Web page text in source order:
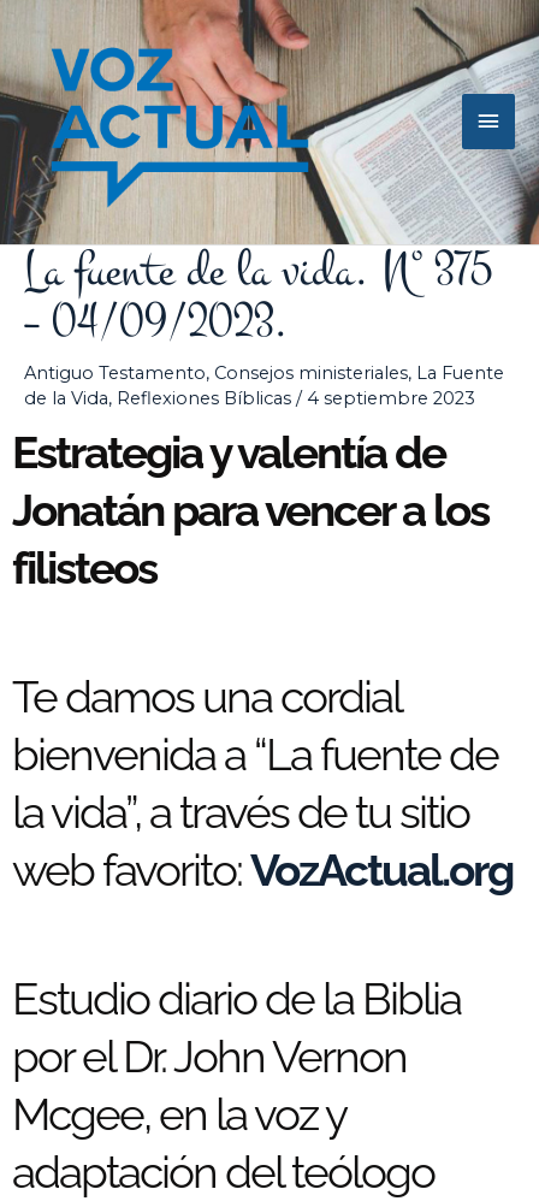
contenido
La fuente de la vida. Nº 375
– 04/09/2023.
Antiguo Testamento, Consejos ministeriales, La Fuente
de la Vida, Reflexiones Bíblicas / 4 septiembre 2023
Estrategia y valentía de
Jonatán para vencer a los
filisteos
Te damos una cordial
bienvenida a “La fuente de
la vida”, a través de tu sitio
web favorito:VozActual.org
Estudio diario de la Biblia
por el Dr. John Vernon
Mcgee, en la voz y
adaptación del teólogo